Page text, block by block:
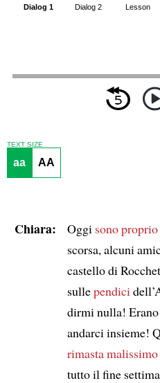
Dialog 1 Dialog 2 Lesson
TEXT SIZE
aa AA
Chiara: Oggi sono
scorsa, alcuni
castello di
sullependici
dirmi nulla! Erano
andarci insieme!
rimasta malissimo
tutto il fine